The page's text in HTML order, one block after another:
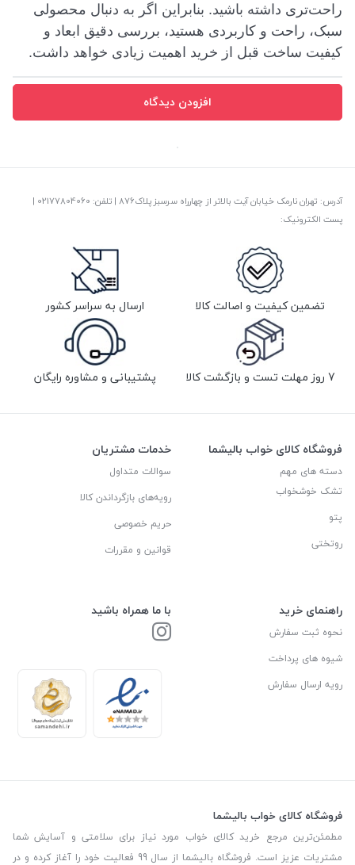
راحت‌تری داشته باشید. بنابراین اگر به دنبال محصولی
سبک، راحت و کاربردی هستید، بررسی دقیق ابعاد و
کیفیت ساخت قبل از خرید اهمیت زیادی خواهد داشت.
افزودن دیدگاه
آدرس: تهران نارمک خیابان آیت بالاتر از چهارراه سرسبز پلاک876 | تلفن: ‎02177804060 |
پست الکترونیک:
تضمین کیفیت و اصالت کالا ارسال به سراسر کشور
7 روز مهلت تست و بازگشت کالا پشتیبانی و مشاوره رایگان
فروشگاه کالای خواب بالیشما
دسته های مهم
تشک خوشخواب
پتو
روتختی
خدمات مشتریان
سوالات متداول
رویه‌های بازگرداندن کالا
حریم خصوصی
قوانین و مقررات
راهنمای خرید
نحوه ثبت سفارش
شیوه های پرداخت
رویه ارسال سفارش
با ما همراه باشید
فروشگاه کالای خواب بالیشما
مطمئن‌ترین مرجع خرید کالای خواب مورد نیاز برای سلامتی و آسایش شما
مشتریات عزیز است. فروشگاه بالیشما از سال 99 فعالیت خود را آغاز کرده و در